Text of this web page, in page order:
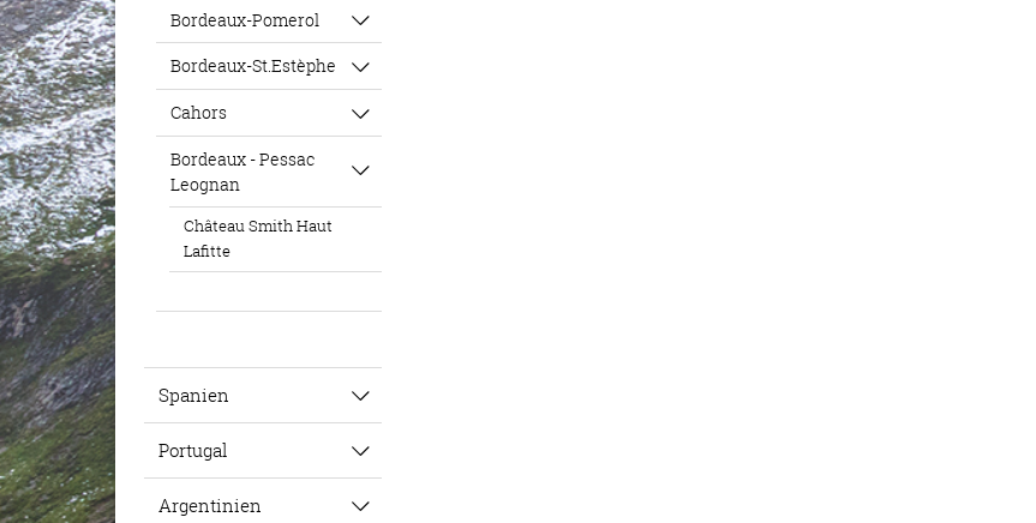
Bordeaux-Pomerol
Bordeaux-St.Estèphe
Cahors
Bordeaux - Pessac
Leognan
Château Smith Haut
Lafitte
Spanien
Portugal
Argentinien